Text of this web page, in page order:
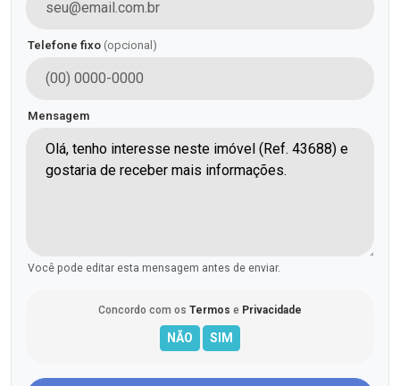
Telefone fixo (opcional)
Mensagem
Você pode editar esta mensagem antes de enviar.
Concordo com os Termos e Privacidade